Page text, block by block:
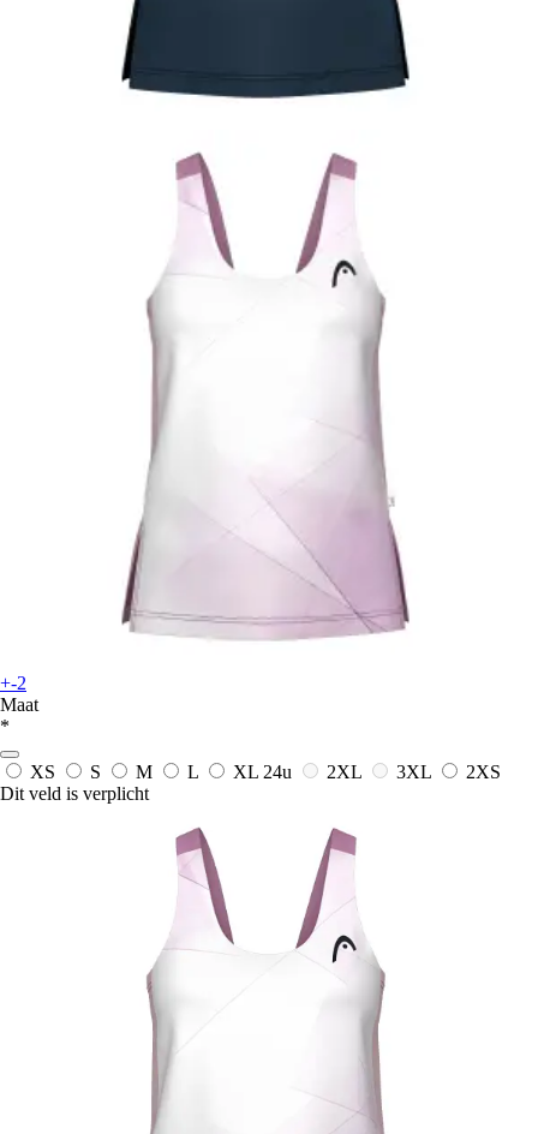
+-2
Maat
*
XS S M L XL 24u 2XL 3XL
2XS
Dit veld is verplicht